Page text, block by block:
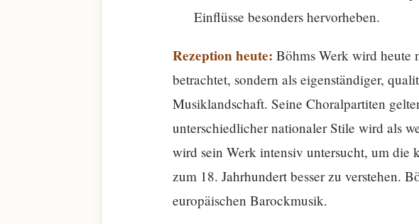
Einflüsse besonders hervorheben.
Rezeption heute: Böhms Werk wird heute
betrachtet, sondern als eigenständiger,
Musiklandschaft. Seine Choralpartiten
unterschiedlicher nationaler Stile wird als
wird sein Werk intensiv untersucht, um die
zum 18. Jahrhundert besser zu verstehen.
europäischen Barockmusik.